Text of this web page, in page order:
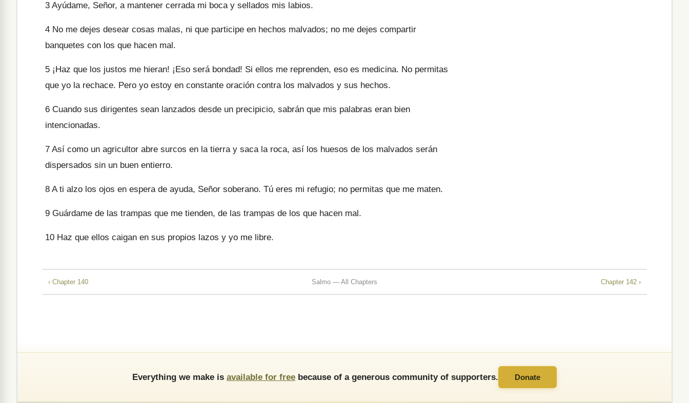
3 Ayúdame, Señor, a mantener cerrada mi boca y sellados mis labios.
4 No me dejes desear cosas malas, ni que participe en hechos malvados; no me dejes compartir
banquetes con los que hacen mal.
5 ¡Haz que los justos me hieran! ¡Eso será bondad! Si ellos me reprenden, eso es medicina. No permitas
que yo la rechace. Pero yo estoy en constante oración contra los malvados y sus hechos.
6 Cuando sus dirigentes sean lanzados desde un precipicio, sabrán que mis palabras eran bien
intencionadas.
7 Así como un agricultor abre surcos en la tierra y saca la roca, así los huesos de los malvados serán
dispersados sin un buen entierro.
8 A ti alzo los ojos en espera de ayuda, Señor soberano. Tú eres mi refugio; no permitas que me maten.
9 Guárdame de las trampas que me tienden, de las trampas de los que hacen mal.
10 Haz que ellos caigan en sus propios lazos y yo me libre.
‹ Chapter 140 Salmo — All Chapters Chapter 142 ›
Everything we make is available for free because of a generous community of supporters. Donate